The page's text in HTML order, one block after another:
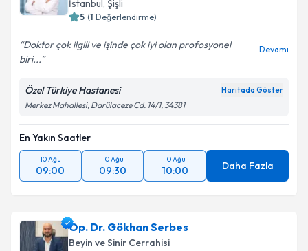
İstanbul, Şişli
5 (1 Değerlendirme)
Doktor çok ilgili ve işinde çok iyi olan profosyonel
biri...
Devamı
Özel Türkiye Hastanesi Haritada Göster
Merkez Mahallesi, Darülaceze Cd. 14/1, 34381
En Yakın Saatler
10 Ağu
09:00
10 Ağu
09:30
10 Ağu
10:00 Daha Fazla
Op. Dr. Gökhan Serbes
Beyin ve Sinir Cerrahisi